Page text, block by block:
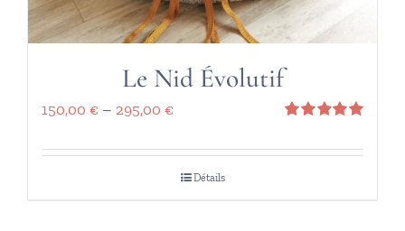
Le Nid Évolutif
sur 5
150,00 € – 295,00 €
Détails